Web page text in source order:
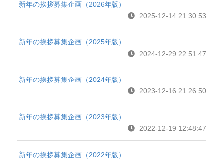
新年の挨拶募集企画（2026年版）
2025-12-14 21:30:53
新年の挨拶募集企画（2025年版）
2024-12-29 22:51:47
新年の挨拶募集企画（2024年版）
2023-12-16 21:26:50
新年の挨拶募集企画（2023年版）
2022-12-19 12:48:47
新年の挨拶募集企画（2022年版）